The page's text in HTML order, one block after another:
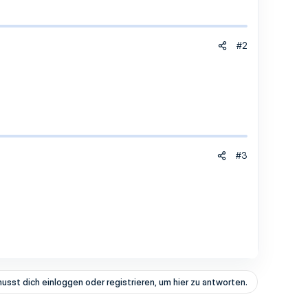
#2
#3
dich einloggen oder registrieren, um hier zu antworten.